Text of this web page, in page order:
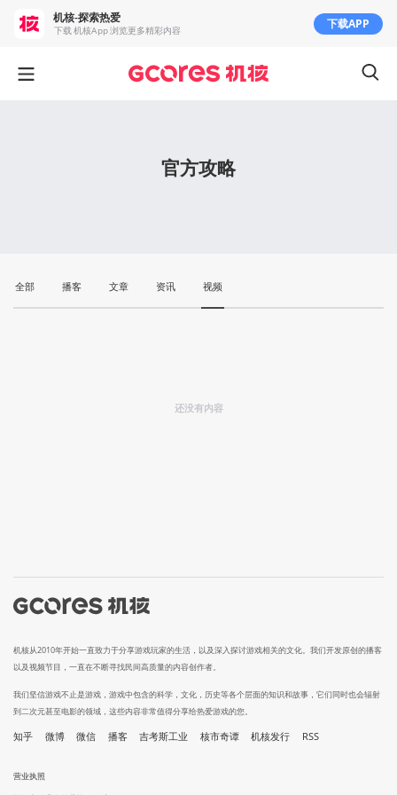
官方攻略
全部 播客 文章 资讯 视频
还没有内容
机核从2010年开始一直致力于分享游戏玩家的生活，以及深入探讨游戏相关的文化。我们开发原创的播客
以及视频节目，一直在不断寻找民间高质量的内容创作者。
我们坚信游戏不止是游戏，游戏中包含的科学，文化，历史等各个层面的知识和故事，它们同时也会辐射
到二次元甚至电影的领域，这些内容非常值得分享给热爱游戏的您。
知乎 微博 微信 播客 吉考斯工业 核市奇谭 机核发行 RSS
营业执照
机核-探索热爱
下载 机核App 浏览更多精彩内容 下载APP